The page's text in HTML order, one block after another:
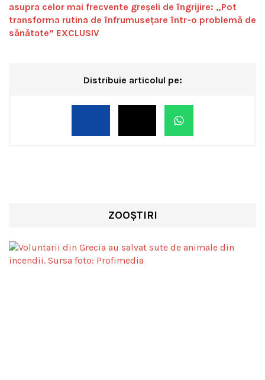
asupra celor mai frecvente greșeli de îngrijire: „Pot
transforma rutina de înfrumusețare într-o problemă de
sănătate” EXCLUSIV
Distribuie articolul pe:
ZOOȘTIRI